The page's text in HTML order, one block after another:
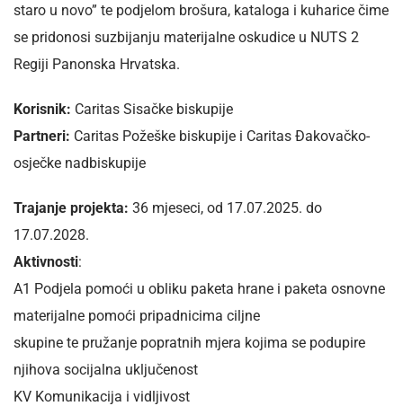
staro u novo” te podjelom brošura, kataloga i kuharice čime
se pridonosi suzbijanju materijalne oskudice u NUTS 2
Regiji Panonska Hrvatska.
Korisnik: Caritas Sisačke biskupije
Partneri: Caritas Požeške biskupije i Caritas Đakovačko-
osječke nadbiskupije
Trajanje projekta: 36 mjeseci, od 17.07.2025. do
17.07.2028.
Aktivnosti:
A1 Podjela pomoći u obliku paketa hrane i paketa osnovne
materijalne pomoći pripadnicima ciljne
skupine te pružanje popratnih mjera kojima se podupire
njihova socijalna uključenost
KV Komunikacija i vidljivost